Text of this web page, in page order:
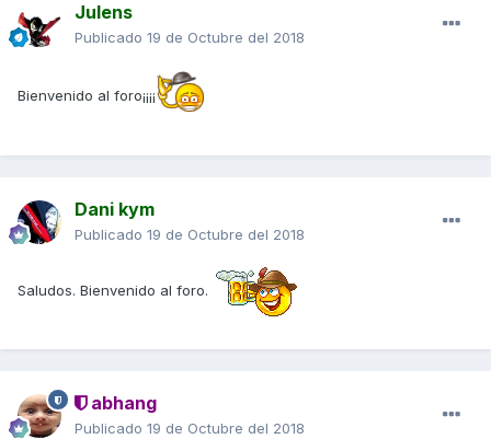
Julens
Publicado 19 de Octubre del 2018
Bienvenido al foro¡¡¡¡
Dani kym
Publicado 19 de Octubre del 2018
Saludos. Bienvenido al foro.
abhang
Publicado 19 de Octubre del 2018